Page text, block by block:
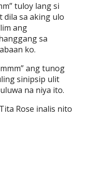
tuloy lang si
dila sa aking ulo
ang
sa
ko.
ang tunog
sinipsip ulit
na niya ito.
Rose inalis nito